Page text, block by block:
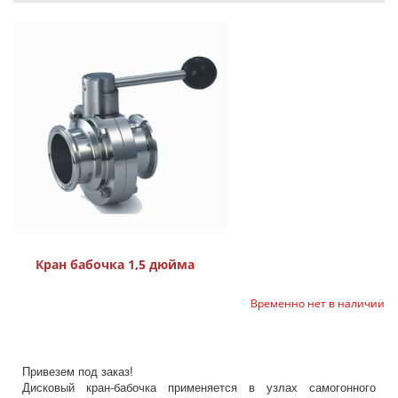
Кран бабочка 1,5 дюйма
Временно нет в наличии
Привезем под заказ!
Дисковый кран-бабочка применяется в узлах самогонного